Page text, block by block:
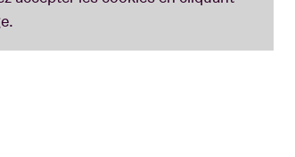
Antenna en tant que professeur de